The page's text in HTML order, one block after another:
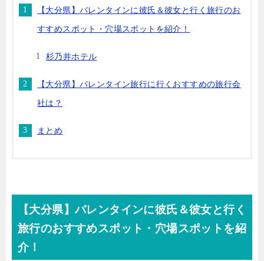
【大分県】バレンタインに彼氏＆彼女と行く旅行のお
すすめスポット・穴場スポットを紹介！
杉乃井ホテル
【大分県】バレンタイン旅行に行くおすすめの旅行会
社は？
まとめ
【大分県】バレンタインに彼氏＆彼女と行く
旅行のおすすめスポット・穴場スポットを紹
介！